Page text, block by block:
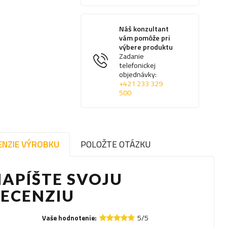
Náš konzultant
vám pomôže pri
výbere produktu
Zadanie
telefonickej
objednávky:
+421 233 329
500
VÝROBKU POLOŽTE OTÁZKU
SVOJU
Vaše hodnotenie: 5/5